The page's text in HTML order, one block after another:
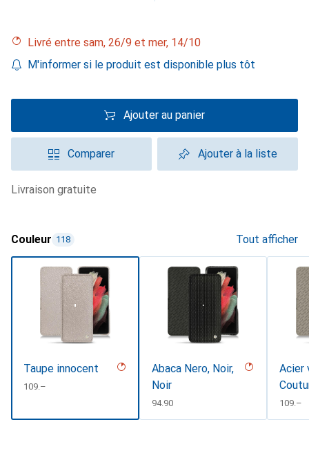
Livré entre sam, 26/9 et mer, 14/10
M'informer si le produit est disponible plus tôt
Ajouter au panier
Comparer Ajouter à la liste
livraison gratuite
Couleur 118 Tout afficher
Taupe innocent
CHF
109.–
Abaca Nero, Noir,
Noir
CHF
94.90
Acier
CHF
109.–